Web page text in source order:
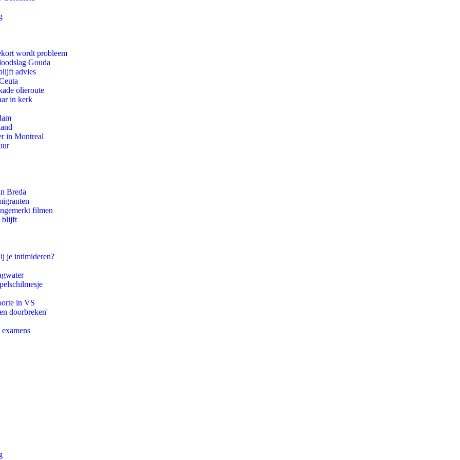
wordt probleem
Gouda
advies
olieroute
in kerk
in Montreal
Breda
filmen
blijft
je intimideren?
in VS
doorbreken'